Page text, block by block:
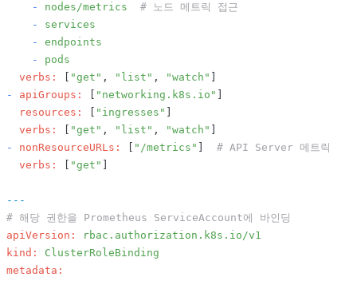
-
nodes/metrics
# 노드 메트릭 접근
-
services
-
endpoints
-
pods
verbs:
"get" , "list" , "watch"
-
apiGroups: "networking.k8s.io"
resources:
"ingresses"
verbs:
"get" , "list" , "watch"
-
nonResourceURLs: "/metrics"
# API Server 메트릭
verbs:
"get"
---
# 해당 권한을 Prometheus ServiceAccount에 바인딩
apiVersion:
rbac.authorization.k8s.io/v1
kind:
ClusterRoleBinding
metadata: